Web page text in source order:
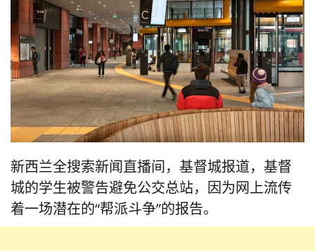
新西兰全搜索新闻直播间，基督城报道，基督
城的学生被警告避免公交总站，因为网上流传
着一场潜在的“帮派斗争”的报告。